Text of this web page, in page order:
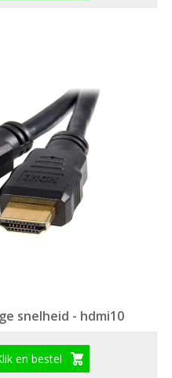
snelheid - hdmi10
en bestel